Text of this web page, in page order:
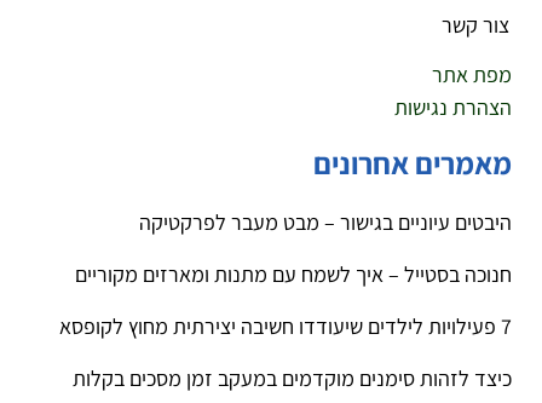
צור קשר
מפת אתר
הצהרת נגישות
מאמרים אחרונים
היבטים עיוניים בגישור – מבט מעבר לפרקטיקה
חנוכה בסטייל – איך לשמח עם מתנות ומארזים מקוריים
7 פעילויות לילדים שיעודדו חשיבה יצירתית מחוץ לקופסא
כיצד לזהות סימנים מוקדמים במעקב זמן מסכים בקלות